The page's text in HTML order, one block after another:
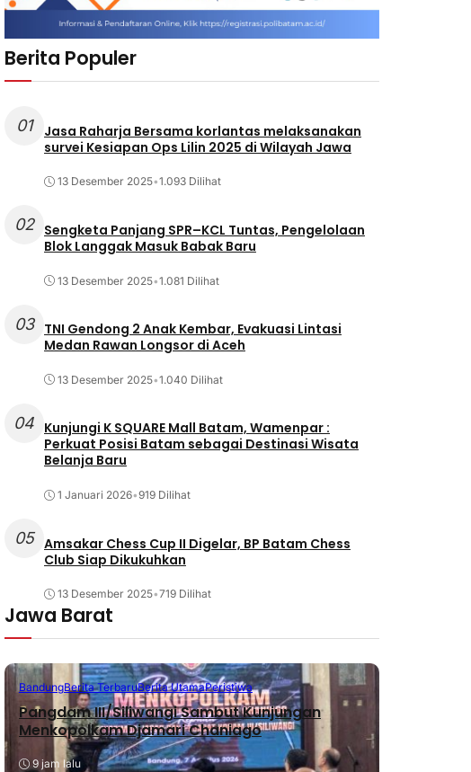
Berita Populer
01
Jasa Raharja Bersama korlantas melaksanakan
survei Kesiapan Ops Lilin 2025 di Wilayah Jawa
13 Desember 2025•1.093 Dilihat
02
Sengketa Panjang SPR–KCL Tuntas, Pengelolaan
Blok Langgak Masuk Babak Baru
13 Desember 2025•1.081 Dilihat
03
TNI Gendong 2 Anak Kembar, Evakuasi Lintasi
Medan Rawan Longsor di Aceh
13 Desember 2025•1.040 Dilihat
04 Kunjungi K SQUARE Mall Batam, Wamenpar :
Perkuat Posisi Batam sebagai Destinasi Wisata
Belanja Baru
1 Januari 2026•919 Dilihat
05 Amsakar Chess Cup II Digelar, BP Batam Chess
Club Siap Dikukuhkan
13 Desember 2025•719 Dilihat
Jawa Barat
BandungBerita TerbaruBerita UtamaPeristiwa
Pangdam III/Siliwangi Sambut Kunjungan
Menkopolkam Djamari Chaniago
9 jam lalu